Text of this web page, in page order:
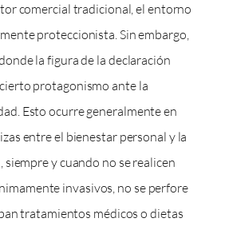
comercial tradicional, el entorno
proteccionista. Sin embargo,
la figura de la declaración
protagonismo ante la
Esto ocurre generalmente en
entre el bienestar personal y la
y cuando no se realicen
invasivos, no se perfore
tratamientos médicos o dietas